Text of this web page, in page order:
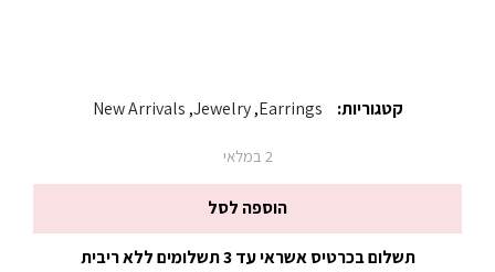
קטגוריות: Earrings
,
Jewelry
,
New Arrivals
2 במלאי
הוספה לסל
תשלום בכרטיס אשראי עד 3 תשלומים ללא ריבית